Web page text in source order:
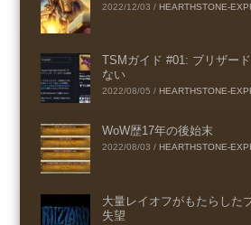
2022/12/03 / HEARTHSTONE-
TSMガイド #01: ブリザー
ない
2022/08/05 / HEARTHSTONE-
WoW歴17年の後始末
2022/08/03 / HEARTHSTONE-
大量レイオフがもたらした
失望